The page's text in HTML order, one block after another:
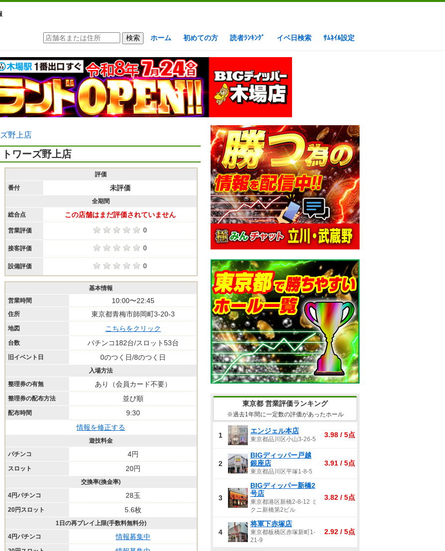
ホーム 初めての方 読者ﾗﾝｷﾝｸﾞ イベ日検索 ｻﾑﾈｲﾙ設定
野上店
トワーズ野上店
評価
番付
未評価
全期間
総合点
この店舗はまだ評価されていません
営業評価 0
接客評価 0
設備評価 0
基本情報
営業時間
10:00〜22:45
住所 東京都青梅市師岡町3-20-3
地図 こちらをクリック
台数 パチンコ182台/スロット53台
旧イベント日 0のつく日/8のつく日
入場方法
整理券の有無
あり（会員カード不要）
整理券の配布方法 並び順
配布時間
9:30
情報を修正する
遊技料金
パチンコ
4円
スロット 20円
交換率(換金率)
4円パチンコ
28玉
20円スロット 5.6枚
1日の再プレイ上限(手数料無料分)
4円パチンコ
情報募集中
東京都 営業評価ランキング
※過去1年間に一定数の評価があったホール
1
エンジェル本店
東京都品川区小山3-26-5
3.98 / 5点
2
BIGディッパー戸越
銀座店
東京都品川区平塚1-8-5
3.91 / 5点
3
BIGディッパー新橋2
号店
東京都港区新橋2-8-12 ミ
クニ新橋第2ビル
3.82 / 5点
4
将軍下赤塚店
東京都板橋区赤塚新町1-
21-9
2.92 / 5点